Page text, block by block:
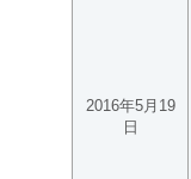
2016年5月19
日